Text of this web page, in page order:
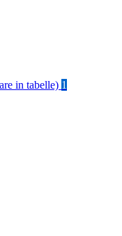
in tabelle) 1